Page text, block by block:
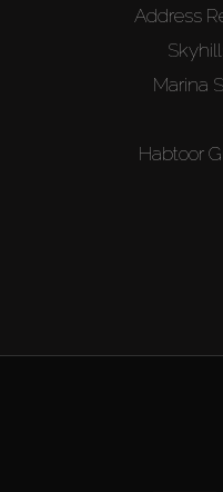
Address
Marina
Habtoor